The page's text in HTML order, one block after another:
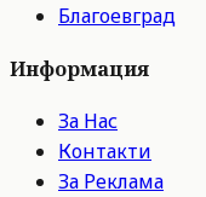
Благоевград
Информация
За Нас
Контакти
За Реклама